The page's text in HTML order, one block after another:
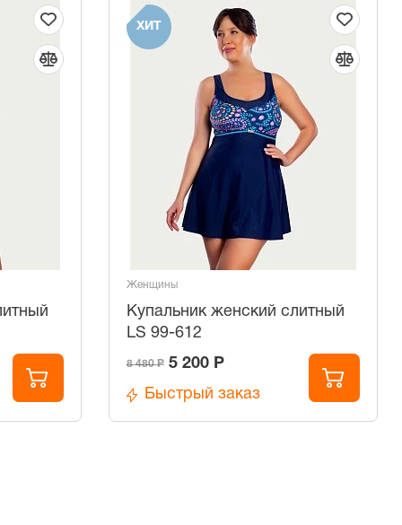
ХИТ
Женщины
Купальник женский слитный
LS 99-612
8 480 Р 5 200 Р
Быстрый заказ